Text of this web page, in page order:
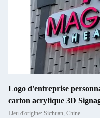
Logo d'entreprise
carton acrylique 3D
Lieu d'origine: Sichuan, Chine